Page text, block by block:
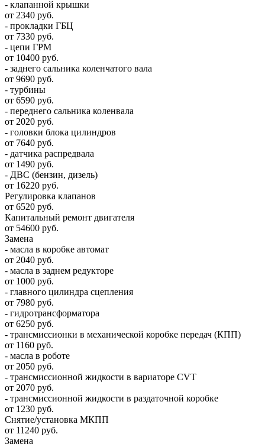
- клапанной крышки
от 2340 руб.
- прокладки ГБЦ
от 7330 руб.
- цепи ГРМ
от 10400 руб.
- заднего сальника коленчатого вала
от 9690 руб.
- турбины
от 6590 руб.
- переднего сальника коленвала
от 2020 руб.
- головки блока цилиндров
от 7640 руб.
- датчика распредвала
от 1490 руб.
- ДВС (бензин, дизель)
от 16220 руб.
Регулировка клапанов
от 6520 руб.
Капитальный ремонт двигателя
от 54600 руб.
Замена
- масла в коробке автомат
от 2040 руб.
- масла в заднем редукторе
от 1000 руб.
- главного цилиндра сцепления
от 7980 руб.
- гидротрансформатора
от 6250 руб.
- трансмиссионки в механической коробке передач (КПП)
от 1160 руб.
- масла в роботе
от 2050 руб.
- трансмиссионной жидкости в вариаторе CVT
от 2070 руб.
- трансмиссионной жидкости в раздаточной коробке
от 1230 руб.
Снятие/установка МКПП
от 11240 руб.
Замена